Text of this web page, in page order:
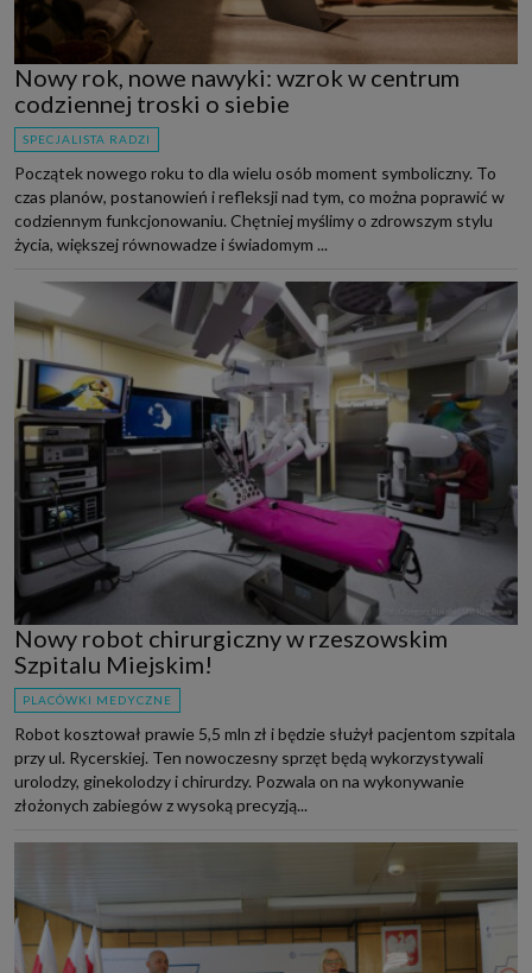
Nowy rok, nowe nawyki: wzrok w centrum
codziennej troski o siebie
SPECJALISTA RADZI
Początek nowego roku to dla wielu osób moment symboliczny. To
czas planów, postanowień i refleksji nad tym, co można poprawić w
codziennym funkcjonowaniu. Chętniej myślimy o zdrowszym stylu
życia, większej równowadze i świadomym ...
Nowy robot chirurgiczny w rzeszowskim
Szpitalu Miejskim!
PLACÓWKI MEDYCZNE
Robot kosztował prawie 5,5 mln zł i będzie służył pacjentom szpitala
przy ul. Rycerskiej. Ten nowoczesny sprzęt będą wykorzystywali
urolodzy, ginekolodzy i chirurdzy. Pozwala on na wykonywanie
złożonych zabiegów z wysoką precyzją...